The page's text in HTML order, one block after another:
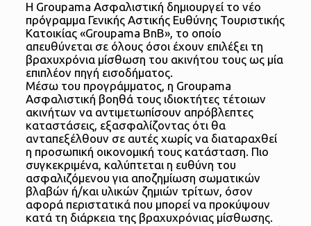
Η Groupama Ασφαλιστική δημιουργεί το νέο
πρόγραμμα Γενικής Αστικής Ευθύνης Τουριστικής
Κατοικίας «Groupama BnB», το οποίο
απευθύνεται σε όλους όσοι έχουν επιλέξει τη
βραχυχρόνια μίσθωση του ακινήτου τους ως μία
επιπλέον πηγή εισοδήματος.
Μέσω του προγράμματος, η Groupama
Ασφαλιστική βοηθά τους ιδιοκτήτες τέτοιων
ακινήτων να αντιμετωπίσουν απρόβλεπτες
καταστάσεις, εξασφαλίζοντας ότι θα
ανταπεξέλθουν σε αυτές χωρίς να διαταραχθεί
η προσωπική οικονομική τους κατάσταση. Πιο
συγκεκριμένα, καλύπτεται η ευθύνη του
ασφαλιζόμενου για αποζημίωση σωματικών
βλαβών ή/και υλικών ζημιών τρίτων, όσον
αφορά περιστατικά που μπορεί να προκύψουν
κατά τη διάρκεια της βραχυχρόνιας μίσθωσης.